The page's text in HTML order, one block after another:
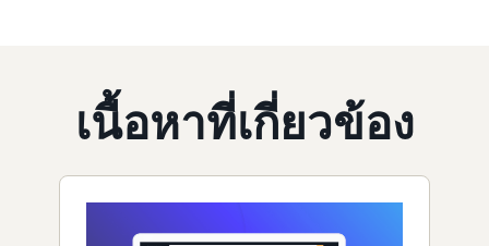
เนื้อหาที่เกี่ยวข้อง